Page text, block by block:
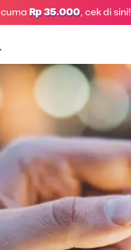
cuma Rp 35.000, cek di sini!